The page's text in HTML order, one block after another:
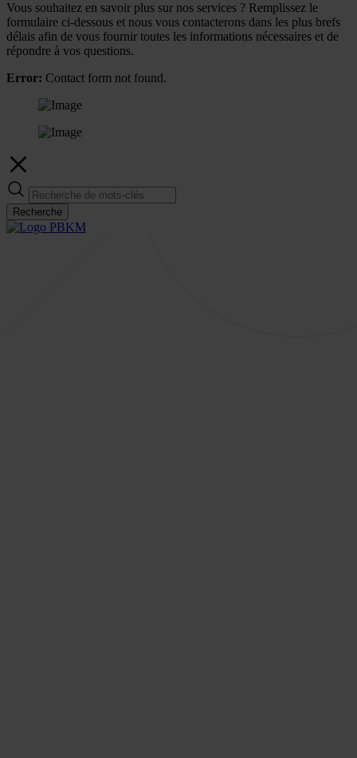
Vous souhaitez en savoir plus sur nos services ? Remplissez le
formulaire ci-dessous et nous vous contacterons dans les plus brefs
délais afin de vous fournir toutes les informations nécessaires et de
répondre à vos questions.
Error: Contact form not found.
Recherche